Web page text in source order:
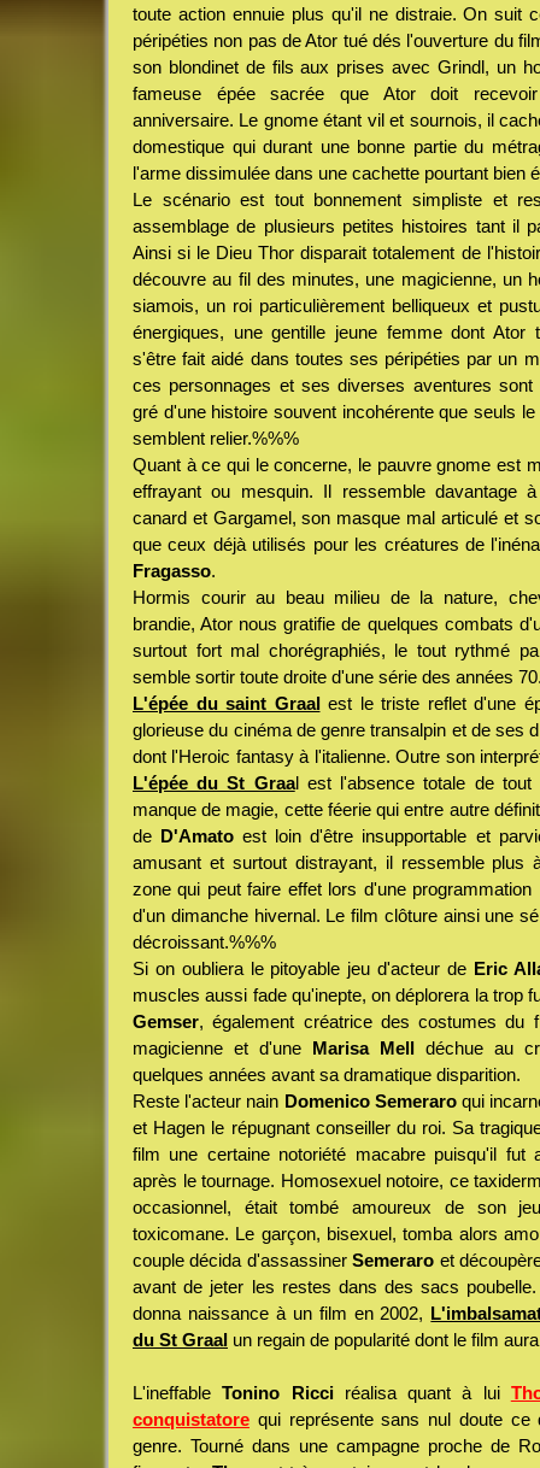
toute action ennuie plus qu'il ne distraie. On suit
péripéties non pas de Ator tué dés l'ouverture du
son blondinet de fils aux prises avec Grindl, un
fameuse épée sacrée que Ator doit
anniversaire. Le gnome étant vil et sournois, il
domestique qui durant une bonne partie du
l'arme dissimulée dans une cachette pourtant bien
Le scénario est tout bonnement simpliste et
assemblage de plusieurs petites histoires tant il
Ainsi si le Dieu Thor disparait totalement de
découvre au fil des minutes, une magicienne, un
siamois, un roi particulièrement belliqueux et
énergiques, une gentille jeune femme dont Ator
s'être fait aidé dans toutes ses péripéties par un
ces personnages et ses diverses aventures sont
gré d'une histoire souvent incohérente que seuls
semblent relier.%%%
Quant à ce qui le concerne, le pauvre gnome est
effrayant ou mesquin. Il ressemble davantage
canard et Gargamel, son masque mal articulé et
que ceux déjà utilisés pour les créatures de
Fragasso.
Hormis courir au beau milieu de la nature,
brandie, Ator nous gratifie de quelques combats
surtout fort mal chorégraphiés, le tout rythmé
semble sortir toute droite d'une série des années
L'épée du saint Graalest le triste reflet d'une
glorieuse du cinéma de genre transalpin et de ses
dont l'Heroic fantasy à l'italienne. Outre son
L'épée du St Graal est l'absence totale de
manque de magie, cette féerie qui entre autre
de D'Amato est loin d'être insupportable et
amusant et surtout distrayant, il ressemble plus
zone qui peut faire effet lors d'une
d'un dimanche hivernal. Le film clôture ainsi une
décroissant.%%%
Si on oubliera le pitoyable jeu d'acteur de Eric
muscles aussi fade qu'inepte, on déplorera la trop
Gemser, également créatrice des costumes
magicienne et d'une Marisa Mell déchue au
quelques années avant sa dramatique disparition.
Reste l'acteur nain Domenico Semeraroqui
et Hagen le répugnant conseiller du roi. Sa
film une certaine notoriété macabre puisqu'il fut
après le tournage. Homosexuel notoire, ce
occasionnel, était tombé amoureux de son
toxicomane. Le garçon, bisexuel, tomba alors
couple décida d'assassinerSemeraro et
avant de jeter les restes dans des sacs
donna naissance à un film en 2002,
du St Graal un regain de popularité dont le film
L'ineffableTonino Ricciréalisa quant à lui
conquistatore qui représente sans nul doute
genre. Tourné dans une campagne proche de